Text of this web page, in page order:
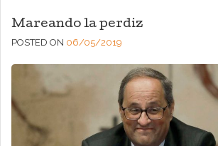
Mareando la perdiz
POSTED ON 06/05/2019